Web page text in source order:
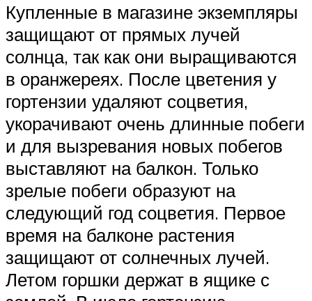
Купленные в магазине экземпляры
защищают от прямых лучей
солнца, так как они выращиваются
в оранжереях. После цветения у
гортензии удаляют соцветия,
укорачивают очень длинные побеги
и для вызревания новых побегов
выставляют на балкон. Только
зрелые побеги образуют на
следующий год соцветия. Первое
время на балконе растения
защищают от солнечных лучей.
Летом горшки держат в ящике с